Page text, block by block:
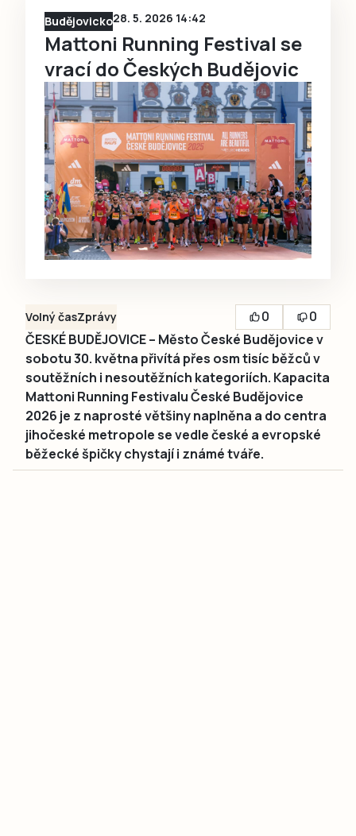
Budějovicko28. 5. 2026 14:42
Mattoni Running Festival se
vrací do Českých Budějovic
Volný časZprávy 0
0
ČESKÉ BUDĚJOVICE – Město České Budějovice v
sobotu 30. května přivítá přes osm tisíc běžců v
soutěžních i nesoutěžních kategoriích. Kapacita
Mattoni Running Festivalu České Budějovice
2026 je z naprosté většiny naplněna a do centra
jihočeské metropole se vedle české a evropské
běžecké špičky chystají i známé tváře.